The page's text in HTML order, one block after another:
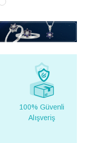
Yurt Dışına
Teslimat